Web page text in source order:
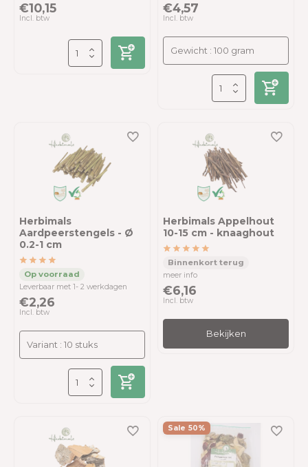
€10,15
Incl. btw
€4,57
Incl. btw
Herbimals
Aardpeerstengels - Ø
0.2-1 cm
Leverbaar met 1- 2 werkdagen
€2,26
Incl. btw
Herbimals Appelhout
10-15 cm - knaaghout
meer info
€6,16
Incl. btw
Bekijken
Sale 50%